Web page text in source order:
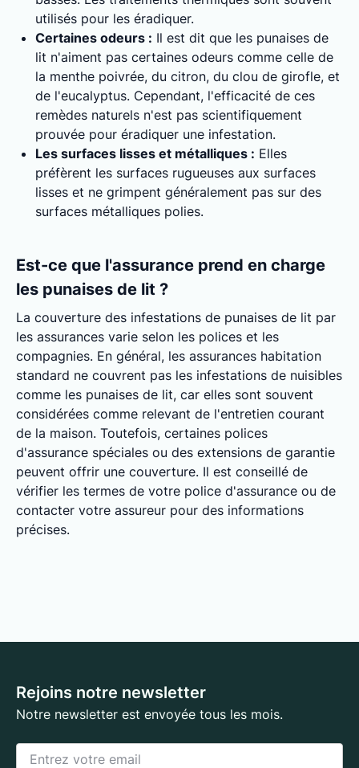
utilisés pour les éradiquer.
Certaines odeurs : Il est dit que les punaises de
lit n'aiment pas certaines odeurs comme celle de
la menthe poivrée, du citron, du clou de girofle, et
de l'eucalyptus. Cependant, l'efficacité de ces
remèdes naturels n'est pas scientifiquement
prouvée pour éradiquer une infestation.
Les surfaces lisses et métalliques : Elles
préfèrent les surfaces rugueuses aux surfaces
lisses et ne grimpent généralement pas sur des
surfaces métalliques polies.
Est-ce que l'assurance prend en charge
les punaises de lit ?
La couverture des infestations de punaises de lit par
les assurances varie selon les polices et les
compagnies. En général, les assurances habitation
standard ne couvrent pas les infestations de nuisibles
comme les punaises de lit, car elles sont souvent
considérées comme relevant de l'entretien courant
de la maison. Toutefois, certaines polices
d'assurance spéciales ou des extensions de garantie
peuvent offrir une couverture. Il est conseillé de
vérifier les termes de votre police d'assurance ou de
contacter votre assureur pour des informations
précises.
Rejoins notre newsletter
Notre newsletter est envoyée tous les mois.